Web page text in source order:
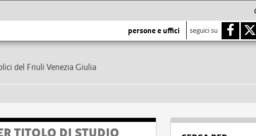
persone e uffici seguici su
del Friuli Venezia Giulia